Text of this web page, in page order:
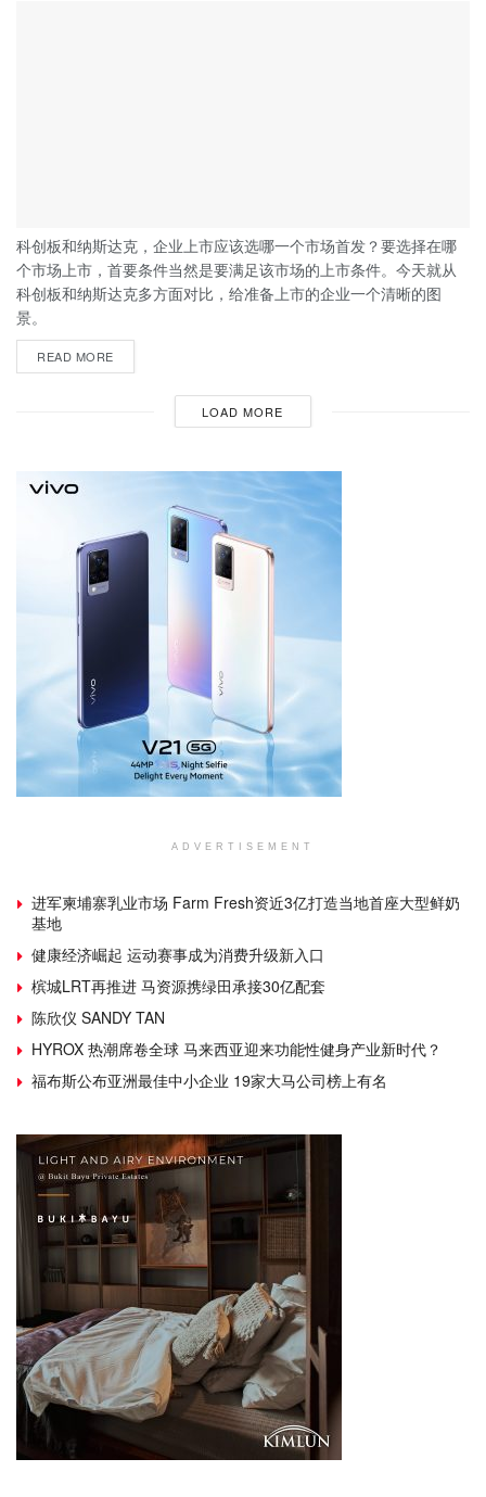
科创板和纳斯达克，企业上市应该选哪一个市场首发？要选择在哪
个市场上市，首要条件当然是要满足该市场的上市条件。今天就从
科创板和纳斯达克多方面对比，给准备上市的企业一个清晰的图
景。
READ MORE
LOAD MORE
ADVERTISEMENT
进军柬埔寨乳业市场 Farm Fresh资近3亿打造当地首座大型鲜奶
基地
健康经济崛起 运动赛事成为消费升级新入口
槟城LRT再推进 马资源携绿田承接30亿配套
陈欣仪 SANDY TAN
HYROX 热潮席卷全球 马来西亚迎来功能性健身产业新时代？
福布斯公布亚洲最佳中小企业 19家大马公司榜上有名